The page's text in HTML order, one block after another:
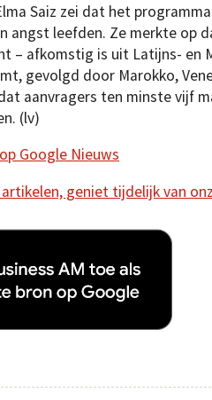
Saiz zei dat het
angst leefden. Ze merkte op
– afkomstig is uit Latijns-
gevolgd door Marokko,
aanvragers ten minste vijf
(lv)
Google Nieuws
geniet tijdelijk van